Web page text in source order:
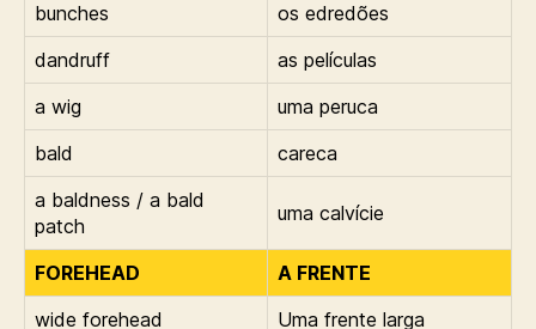
bunches
os edredões
dandruff
as películas
a wig
uma peruca
bald
careca
a baldness / a bald
patch
uma calvície
FOREHEAD
A FRENTE
wide forehead
Uma frente larga